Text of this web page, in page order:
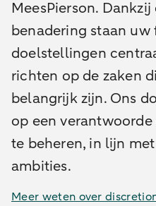
MeesPierson.
benadering staan
doelstellingen
richten op de zaken
belangrijk zijn. Ons
op een
te beheren, in lijn
ambities.
Meer weten over